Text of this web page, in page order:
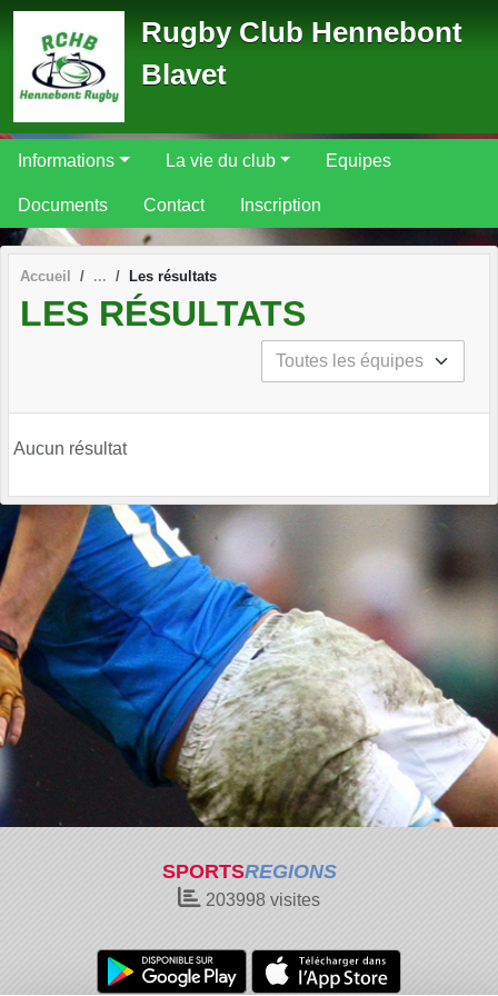
Rugby Club Hennebont
Blavet
Informations La vie du club Equipes
Documents Contact Inscription
Accueil Les résultats
LES RÉSULTATS
Aucun résultat
SPORTSREGIONS
203998 visites
Panneau de gestion des cookies